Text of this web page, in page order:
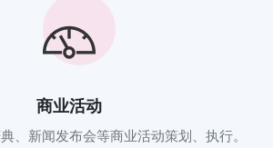
商业活动
、新闻发布会等商业活动策划、执行。